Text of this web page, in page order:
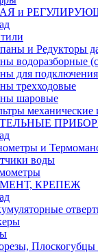
и
и Редукторы
водоразборные
для
трехходовые
шаровые
и
воды
КРЕПЕЖ